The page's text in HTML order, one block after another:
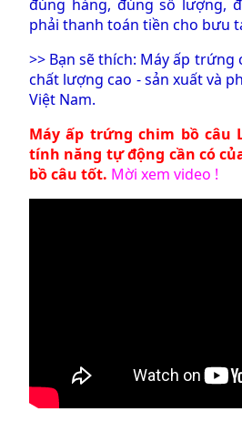
đúng hàng, đúng số lượng,
phải thanh toán tiền cho bưu
>> Bạn sẽ thích: Máy ấp trứng
chất lượng cao - sản xuất và
Việt Nam.
Máy ấp trứng chim bồ câu
tính năng tự động cần có
bồ câu tốt. Mời xem video !